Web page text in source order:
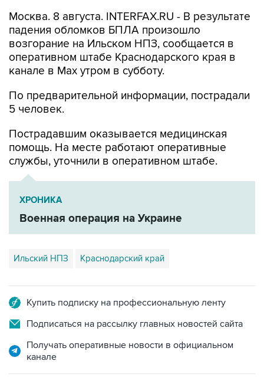
Москва. 8 августа. INTERFAX.RU - В результате
падения обломков БПЛА произошло
возгорание на Ильском НПЗ, сообщается в
оперативном штабе Краснодарского края в
канале в Max утром в субботу.
По предварительной информации, пострадали
5 человек.
Пострадавшим оказывается медицинская
помощь. На месте работают оперативные
службы, уточнили в оперативном штабе.
ХРОНИКА
Военная операция на Украине
Ильский НПЗ Краснодарский край
Купить подписку на профессиональную ленту
Подписаться на рассылку главных новостей сайта
Получать оперативные новости в официальном
канале